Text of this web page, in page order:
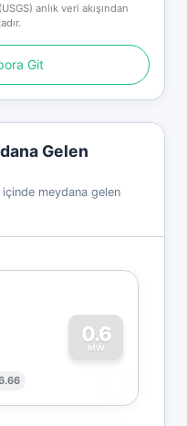
anlık veri akışından
Git
Gelen
meydana gelen
0.6
MW
0